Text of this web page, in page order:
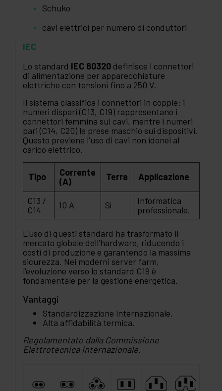
Schuko
cavi elettrici per numero di conduttori
IEC
Lo standard IEC 60320 definisce i connettori
di alimentazione per apparecchiature
elettriche con tensioni fino a 250 V.
Il sistema classifica i connettori in coppie: i
numeri dispari (C13, C19) rappresentano i
connettori femmina sui cavi, mentre i numeri
pari (C14, C20) le prese maschio sui dispositivi.
Questo previene l'uso di cavi non idonei al
carico elettrico.
Tipo
Corrente
(A)
Terra Applicazione
C13 /
C14
10 A Sì
Informatica
professionale.
L'uso di questi standard ha trasformato il
mercato globale dell'hardware, riducendo i
costi di produzione e garantendo la massima
sicurezza. Nei moderni server farm,
l'evoluzione verso lo standard C19 è
fondamentale per la gestione energetica.
Vantaggi
Standardizzazione internazionale.
Alta affidabilità termica.
Regolamentato dalla Commissione
Elettrotecnica Internazionale.